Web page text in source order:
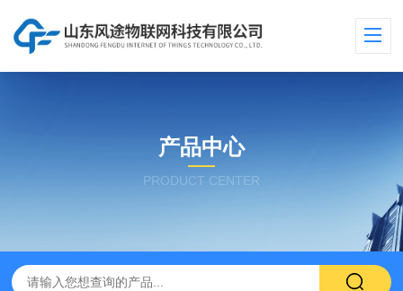
产品中心
PRODUCT CENTER